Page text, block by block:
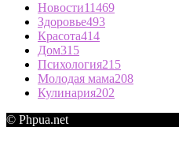
Новости11469
Здоровье493
Красота414
Дом315
Психология215
Молодая мама208
Кулинария202
© Phpua.net